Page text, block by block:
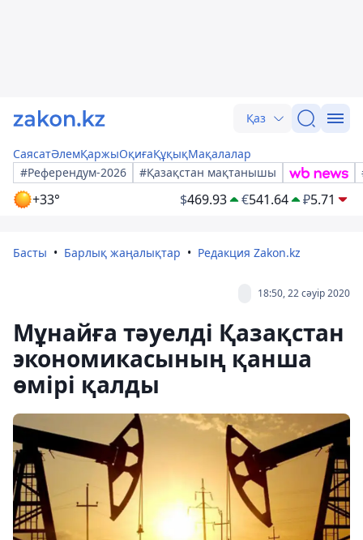
Қаз
СаясатӘлемҚаржыОқиғаҚұқықМақалалар
#Референдум-2026
#Қазақстан мақтанышы
+33° $469.93 €541.64 ₽5.71
Басты Барлық жаңалықтар Редакция Zakon.kz
18:50, 22 сәуір 2020
Мұнайға тәуелді Қазақстан
экономикасының қанша
өмірі қалды